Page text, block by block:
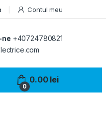
Contul meu
ne +40724780821
0
0.00 lei